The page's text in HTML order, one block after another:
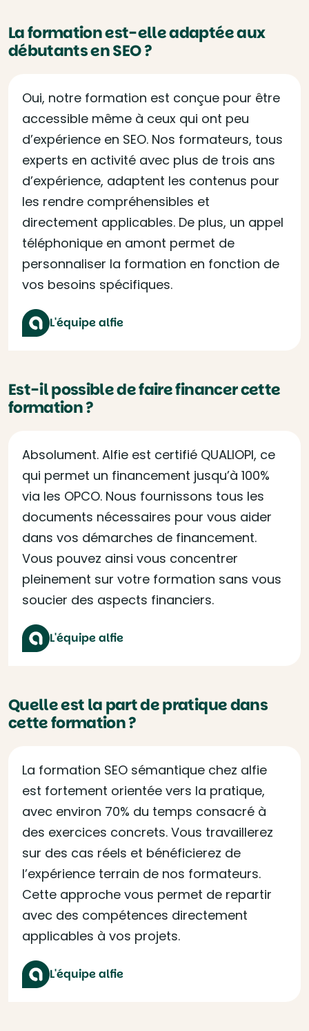
La formation est-elle adaptée aux
débutants en SEO ?
Oui, notre formation est conçue pour être
accessible même à ceux qui ont peu
d’expérience en SEO. Nos formateurs, tous
experts en activité avec plus de trois ans
d’expérience, adaptent les contenus pour
les rendre compréhensibles et
directement applicables. De plus, un appel
téléphonique en amont permet de
personnaliser la formation en fonction de
vos besoins spécifiques.
L'équipe alfie
Est-il possible de faire financer cette
formation ?
Absolument. Alfie est certifié QUALIOPI, ce
qui permet un financement jusqu’à 100%
via les OPCO. Nous fournissons tous les
documents nécessaires pour vous aider
dans vos démarches de financement.
Vous pouvez ainsi vous concentrer
pleinement sur votre formation sans vous
soucier des aspects financiers.
L'équipe alfie
Quelle est la part de pratique dans
cette formation ?
La formation SEO sémantique chez alfie
est fortement orientée vers la pratique,
avec environ 70% du temps consacré à
des exercices concrets. Vous travaillerez
sur des cas réels et bénéficierez de
l’expérience terrain de nos formateurs.
Cette approche vous permet de repartir
avec des compétences directement
applicables à vos projets.
L'équipe alfie